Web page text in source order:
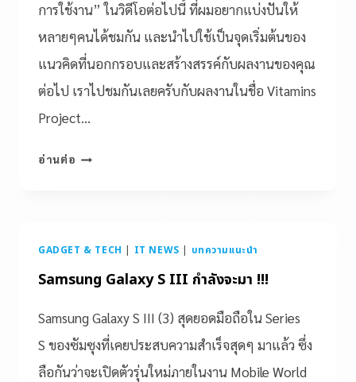
การใช้งาน” ในวิดีโอต่อไปนี้ ที่ผมอยากแบ่งปันให้
หลายๆคนได้ชมกัน และนำไปใช้เป็นจุดเริ่มต้นของ
แนวคิดที่นอกกรอบและสร้างสรรค์กับผลงานของคุณ
ต่อไป เราไปชมกันเลยครับกับผลงานในชื่อ Vitamins
Project…
อ่านต่อ
GADGET & TECH IT NEWS บทความแนะนำ
Samsung Galaxy S III กำลังจะมา !!!
Samsung Galaxy S III (3) สุดยอดมือถือใน Series
S ของซัมซุงที่เคยประสบความสำเร็จสุดๆ มาแล้ว ซึ่ง
ลือกันว่าจะเปิดตัวรุ่นใหม่ภายในงาน Mobile World